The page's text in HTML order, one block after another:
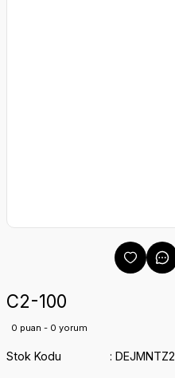
C2-100
0 puan - 0 yorum
Stok Kodu DEJMNTZ2